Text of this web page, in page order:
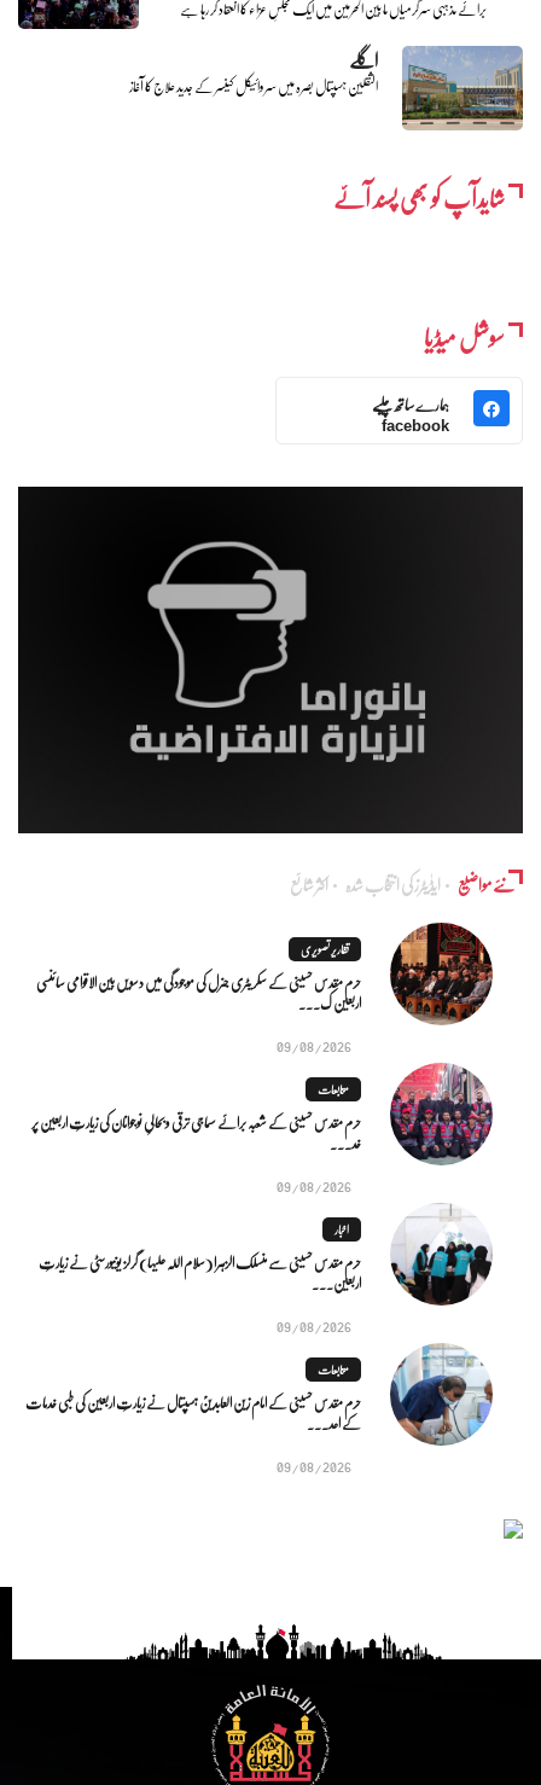
برائے مذہبی سرگرمیاں ما بین الحرمین میں ایک مجلسِ عزاء کا انعقاد کر رہا ہے
اگلے
الثقلین ہسپتال بصرہ میں سروائیکل کینسر کے جدید علاج کا آغاز
شایدآپ کو بھی پسند آئے
سوشل میڈیا
ہمارے ساتھ چلیے
facebook
نئے مواضیع ایڈٰیٹرز کی انتخاب شدہ اکثر شائع
تقاریر تصویری
حرم مقدس حسینی کے سکریٹری جنرل کی موجودگی میں دسویں بین الاقوامی سائنسی
اربعین ک...
09/08/2026
متابعات
حرم مقدس حسینی کے شعبہ برائے سماجی ترقی و بحالیِ نوجوانان کی زیارتِ اربعین پر
خد...
09/08/2026
اخبار
حرم مقدس حسینی سے منسلک الزہرا (سلام اللہ علیہا) گرلز یونیورسٹی نے زیارتِ
اربعین...
09/08/2026
متابعات
حرم مقدس حسینی کے امام زین العابدینؑ ہسپتال نے زیارتِ اربعین کی طبی خدمات
کے اعد...
09/08/2026